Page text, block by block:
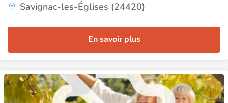
Savignac-les-Églises (24420)
En savoir plus